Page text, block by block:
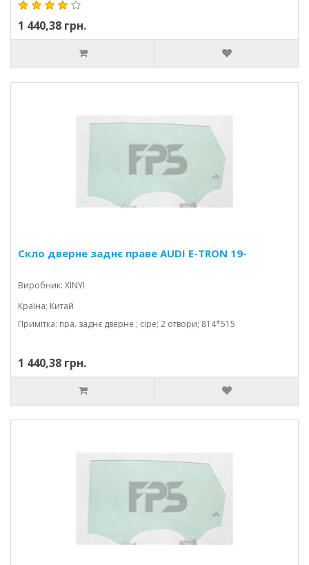
1 440,38 грн.
Скло дверне заднє праве AUDI E-TRON 19-
Виробник: XINYI
Країна: Китай
Примітка: пра. заднє дверне ; сіре; 2 отвори; 814*515
1 440,38 грн.